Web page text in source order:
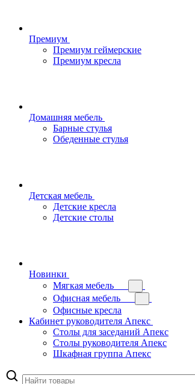
Премиум
Премиум геймерские
Премиум кресла
Домашняя мебель
Барные стулья
Обеденные стулья
Детская мебель
Детские кресла
Детские столы
Новинки
Мягкая мебель
Офисная мебель
Офисные кресла
Кабинет руководителя Апекс
Столы для заседаний Апекс
Столы руководителя Апекс
Шкафная группа Апекс